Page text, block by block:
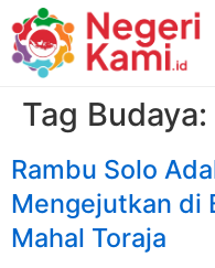
Tag Budaya:
Rambu Solo
Mengejutkan di
Mahal Toraja